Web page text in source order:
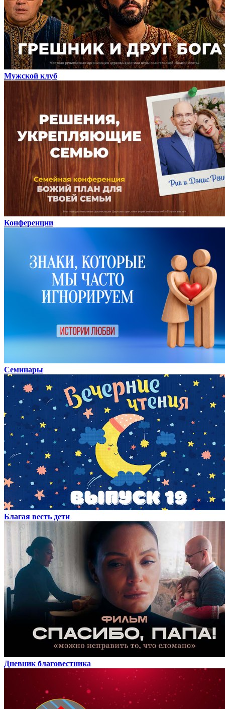
Мужской клуб
Конференции
Семинары
Благая весть дети
Дневник благовестника